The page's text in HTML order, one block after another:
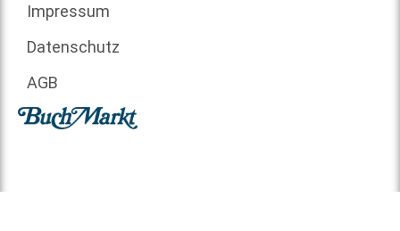
Impressum
Datenschutz
AGB